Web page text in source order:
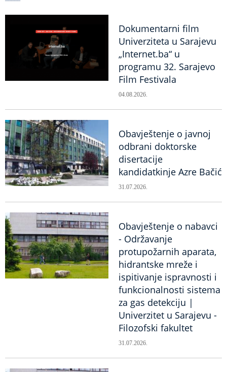
Dokumentarni film
Univerziteta u Sarajevu
„Internet.ba“ u
programu 32. Sarajevo
Film Festivala
04.08.2026.
Obavještenje o javnoj
odbrani doktorske
disertacije
kandidatkinje Azre Bačić
31.07.2026.
Obavještenje o nabavci
- Održavanje
protupožarnih aparata,
hidrantske mreže i
ispitivanje ispravnosti i
funkcionalnosti sistema
za gas detekciju |
Univerzitet u Sarajevu -
Filozofski fakultet
31.07.2026.